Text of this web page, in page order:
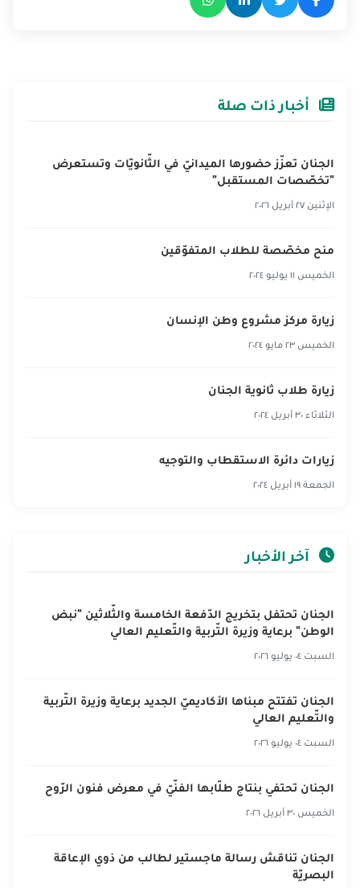
أخبار ذات صلة
الجنان تعزّز حضورها الميدانيّ في الثّانويّات وتستعرض
"تخصّصات المستقبل"
الإثنين ٢٧ أبريل ٢٠٢٦
منح مخصّصة للطلاب المتفوّقين
الخميس ١١ يوليو ٢٠٢٤
زيارة مركز مشروع وطن الإنسان
الخميس ٢٣ مايو ٢٠٢٤
زيارة طلاب ثانوية الجنان‎
الثلاثاء ٣٠ أبريل ٢٠٢٤
زيارات دائرة الاستقطاب والتوجيه
الجمعة ١٩ أبريل ٢٠٢٤
آخر الأخبار
الجنان تحتفل بتخريج الدّفعة الخامسة والثّلاثين "نبض
الوطن" برعاية وزيرة التّربية والتّعليم العالي
السبت ٠٤ يوليو ٢٠٢٦
الجنان تفتتح مبناها الأكاديميّ الجديد برعاية وزيرة التّربية
والتّعليم العالي
السبت ٠٤ يوليو ٢٠٢٦
الجنان تحتفي بنتاج طلّابها الفنّيّ في معرض فنون الرّوح
الخميس ٣٠ أبريل ٢٠٢٦
الجنان تناقش رسالة ماجستير لطالب من ذوي الإعاقة
البصريّة